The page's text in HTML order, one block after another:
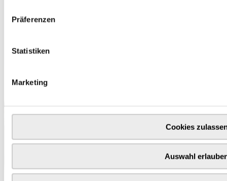
Präferenzen
Statistiken
Marketing
Cookies
Auswahl